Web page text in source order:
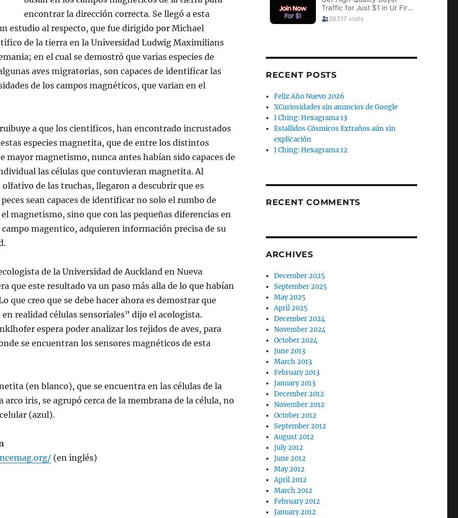
encontrar la dirección correcta. Se llegó a esta
estudio al respecto, que fue dirigido por Michael
de la tierra en la Universidad Ludwig Maximilians
en el cual se demostró que varias especies de
aves migratorias, son capaces de identificar las
de los campos magnéticos, que varian en el
a que los cientificos, han encontrado incrustados
especies magnetita, que de entre los distintos
mayor magnetismo, nunca antes habían sido capaces de
las células que contuvieran magnetita. Al
de las truchas, llegaron a descubrir que es
sean capaces de identificar no solo el rumbo de
magnetismo, sino que con las pequeñas diferencias en
magentico, adquieren información precisa de su
de la Universidad de Auckland en Nueva
que este resultado va un paso más alla de lo que habían
que creo que se debe hacer ahora es demostrar que
en realidad células sensoriales” dijo el acologista.
espera poder analizar los tejidos de aves, para
se encuentran los sensores magnéticos de esta
(en blanco), que se encuentra en las células de la
arco iris, se agrupó cerca de la membrana de la célula, no
(azul).
(en inglés)
RECENT POSTS
Feliz Año Nuevo 2026
XCuriosidades sin anuncios de Google
I Ching: Hexagrama 13
Estallidos Cósmicos Extraños aún sin
explicación
I Ching: Hexagrama 12
RECENT COMMENTS
ARCHIVES
December 2025
September 2025
May 2025
April 2025
December 2024
November 2024
October 2024
June 2013
March 2013
February 2013
January 2013
December 2012
November 2012
October 2012
September 2012
August 2012
July 2012
June 2012
May 2012
April 2012
March 2012
February 2012
January 2012